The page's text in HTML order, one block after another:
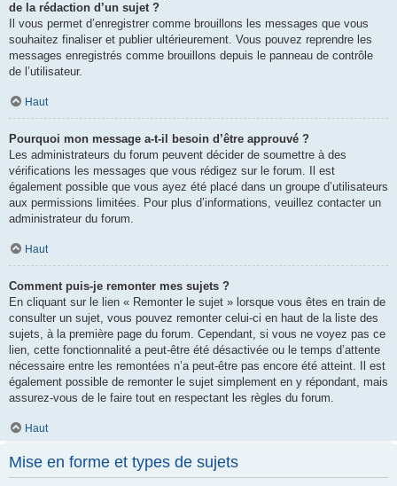
de la rédaction d’un sujet ?
Il vous permet d’enregistrer comme brouillons les messages que vous
souhaitez finaliser et publier ultérieurement. Vous pouvez reprendre les
messages enregistrés comme brouillons depuis le panneau de contrôle
de l’utilisateur.
Haut
Pourquoi mon message a-t-il besoin d’être approuvé ?
Les administrateurs du forum peuvent décider de soumettre à des
vérifications les messages que vous rédigez sur le forum. Il est
également possible que vous ayez été placé dans un groupe d’utilisateurs
aux permissions limitées. Pour plus d’informations, veuillez contacter un
administrateur du forum.
Haut
Comment puis-je remonter mes sujets ?
En cliquant sur le lien « Remonter le sujet » lorsque vous êtes en train de
consulter un sujet, vous pouvez remonter celui-ci en haut de la liste des
sujets, à la première page du forum. Cependant, si vous ne voyez pas ce
lien, cette fonctionnalité a peut-être été désactivée ou le temps d’attente
nécessaire entre les remontées n’a peut-être pas encore été atteint. Il est
également possible de remonter le sujet simplement en y répondant, mais
assurez-vous de le faire tout en respectant les règles du forum.
Haut
Mise en forme et types de sujets